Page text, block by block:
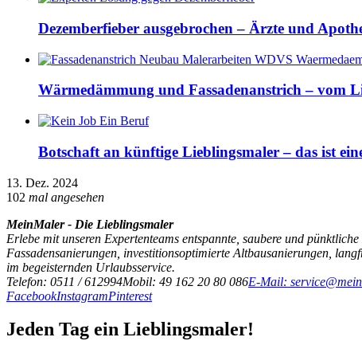
Dezemberfieber ausgebrochen – Ärzte und
Wärmedämmung und Fassadenanstrich – vom
Botschaft an künftige Lieblingsmaler – das ist
13. Dez. 2024
102 mal angesehen
MeinMaler - Die Lieblingsmaler
Erlebe mit unseren Expertenteams entspannte, saubere und
Fassadensanierungen, investitionsoptimierte Altbausanierungen,
im begeisternden Urlaubsservice.
Telefon: 0511 / 612994Mobil: 49 162 20 80 086E-Mail:
FacebookInstagramPinterest
Jeden Tag ein Lieblingsmaler!